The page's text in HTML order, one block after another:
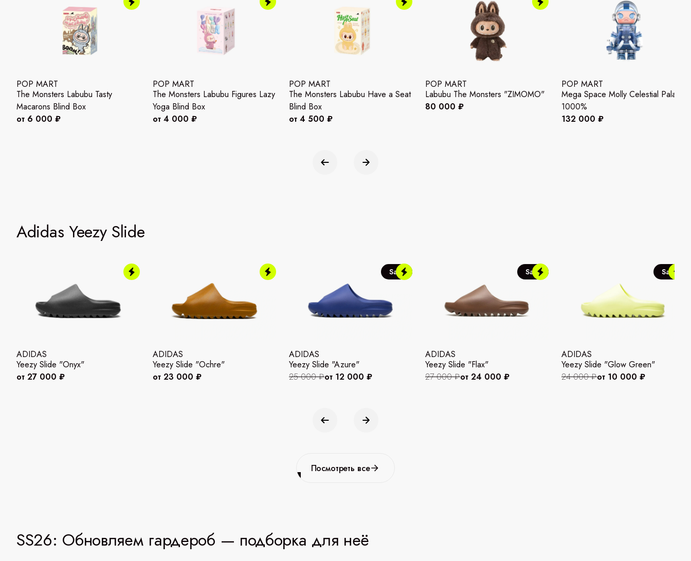
POP MART
The Monsters Labubu Tasty
Macarons Blind Box
от 6 000 ₽
POP MART
The Monsters Labubu Figures Lazy
Yoga Blind Box
от 4 000 ₽
POP MART
The Monsters Labubu Have a Seat
Blind Box
от 4 500 ₽
POP MART
Labubu The Monsters "ZIMOMO"
80 000 ₽
POP MART
Mega Space Molly Celestial Palace
1000%
132 000 ₽
Adidas Yeezy Slide
ADIDAS
Yeezy Slide "Onyx"
от 27 000 ₽
ADIDAS
Yeezy Slide "Ochre"
от 23 000 ₽
Sale
ADIDAS
Yeezy Slide "Azure"
25 000 ₽от 12 000 ₽
Sale
ADIDAS
Yeezy Slide "Flax"
27 000 ₽от 24 000 ₽
Sale
ADIDAS
Yeezy Slide "Glow Green"
24 000 ₽от 10 000 ₽
Посмотреть все
SS26: Обновляем гардероб — подборка для неё